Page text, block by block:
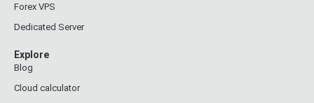
Forex VPS
Dedicated Server
Explore
Blog
Cloud calculator